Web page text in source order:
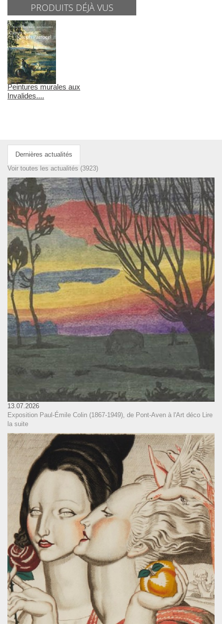
PRODUITS DÉJÀ VUS
Peintures murales aux
Invalides....
Dernières actualités
Voir toutes les actualités (3923)
13.07.2026
Exposition Paul-Émile Colin (1867-1949), de Pont-Aven à l'Art déco Lire
la suite